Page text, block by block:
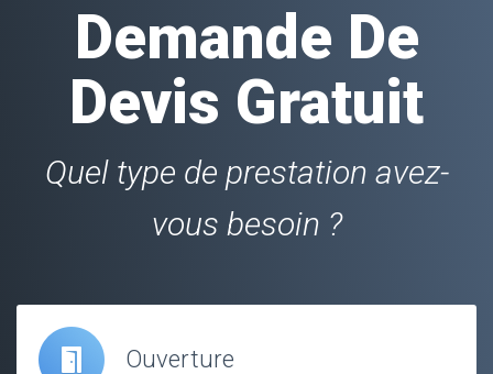
Demande De
Devis Gratuit
Quel type de prestation avez-
vous besoin ?
Ouverture